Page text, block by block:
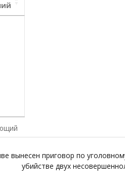
вынесен приговор по
убийстве двух